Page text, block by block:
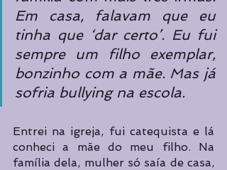
Em casa, falavam que eu
tinha que ‘dar certo’. Eu fui
sempre um filho exemplar,
bonzinho com a mãe. Mas já
sofria bullying na escola.
Entrei na igreja, fui catequista e lá
conheci a mãe do meu filho. Na
família dela, mulher só saía de casa,